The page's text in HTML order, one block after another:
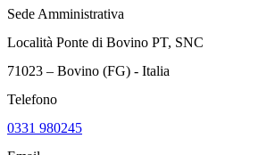
Sede Amministrativa
Località Ponte di Bovino PT, SNC
71023 – Bovino (FG) - Italia
Telefono
0331 980245